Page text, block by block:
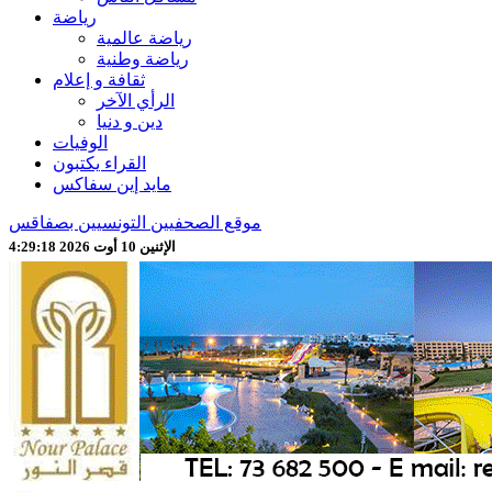
رياضة
رياضة عالمية
رياضة وطنية
ثقافة و إعلام
الرأي الآخر
دين و دنيا
الوفيات
القراء يكتبون
مايد إين سفاكس
موقع الصحفيين التونسيين بصفاقس
الإثنين 10 أوت 2026 4:29:20